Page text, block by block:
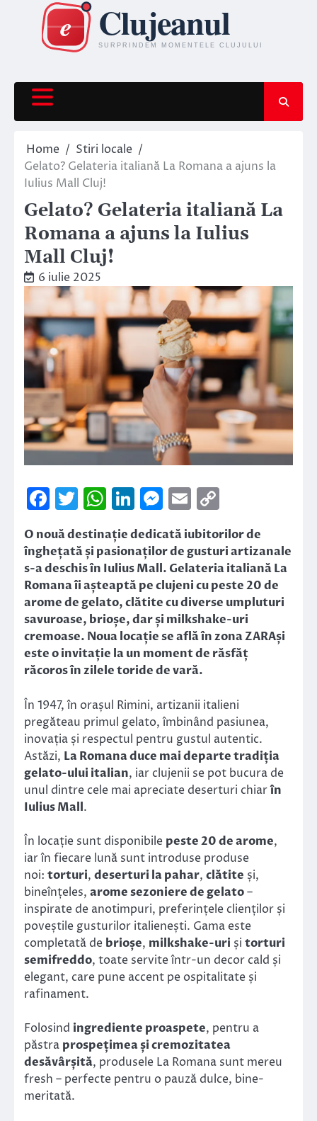
content
Home
Stiri locale
Gelato? Gelateria italiană La Romana a ajuns la
Iulius Mall Cluj!
Gelato? Gelateria italiană La
Romana a ajuns la Iulius
Mall Cluj!
6 iulie 2025
Facebook
Twitter
WhatsApp
LinkedIn
Messenger
Email
Link
O nouă destinație dedicată iubitorilor de
înghețată și pasionaților de gusturi artizanale
s-a deschis în Iulius Mall. Gelateria italiană La
Romana îi așteaptă pe clujeni cu peste 20 de
arome de gelato, clătite cu diverse umpluturi
savuroase, brioșe, dar și milkshake-uri
cremoase. Noua locație se află în zona ZARAși
este o invitație la un moment de răsfăț
răcoros în zilele toride de vară.
În 1947, în orașul Rimini, artizanii italieni
pregăteau primul gelato, îmbinând pasiunea,
inovația și respectul pentru gustul autentic.
Astăzi, La Romana duce mai departe tradiția
gelato-ului italian, iar clujenii se pot bucura de
unul dintre cele mai apreciate deserturi chiarîn
Iulius Mall.
În locație sunt disponibile peste 20 de arome,
iar în fiecare lună sunt introduse produse
noi: torturi, deserturi la pahar, clătite și,
bineînțeles, arome sezoniere de gelato–
inspirate de anotimpuri, preferințele clienților și
poveștile gusturilor italienești. Gama este
completată de brioșe, milkshake-uri și torturi
semifreddo, toate servite într-un decor cald și
elegant, care pune accent pe ospitalitate și
rafinament.
Folosind ingrediente proaspete, pentru a
păstra prospețimea și cremozitatea
desăvârșită, produsele La Romana sunt mereu
fresh – perfecte pentru o pauză dulce, bine-
meritată.